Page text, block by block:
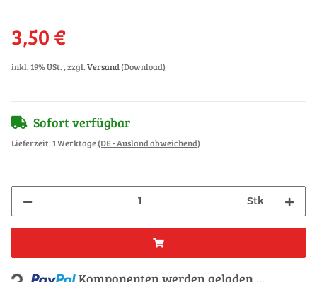
3,50 €
inkl. 19% USt. , zzgl.Versand (Download)
Sofort verfügbar
Lieferzeit:1 Werktage(DE - Ausland abweichend)
Stk
Loading... Komponenten werden geladen ...